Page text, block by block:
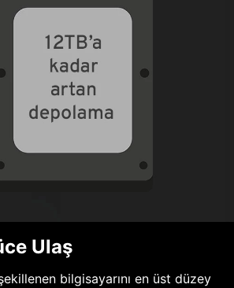
Ulaş
bilgisayarını en üst düzey